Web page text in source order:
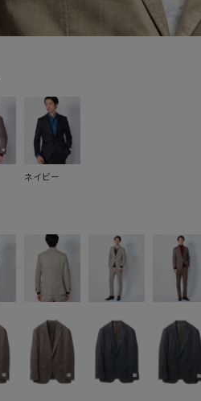
ネイビー